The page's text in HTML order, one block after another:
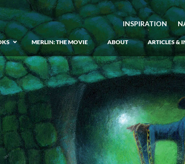
INSPIRATION
MERLIN: THE MOVIE ABOUT ARTICLES &